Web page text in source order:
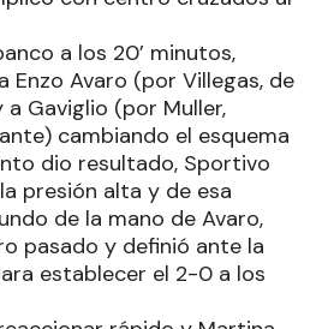
a los 20’ minutos,
Enzo Avaro (por Villegas, de
Gaviglio (por Muller,
cambiando el esquema
dio resultado, Sportivo
presión alta y de esa
de la mano de Avaro,
pasado y definió ante la
establecer el 2-0 a los